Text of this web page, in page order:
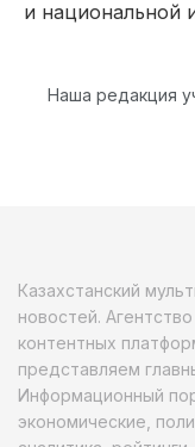
и национальной
Наша редакция
Казахстанский
новостей.
контентных
представляем
Информационный
экономические,